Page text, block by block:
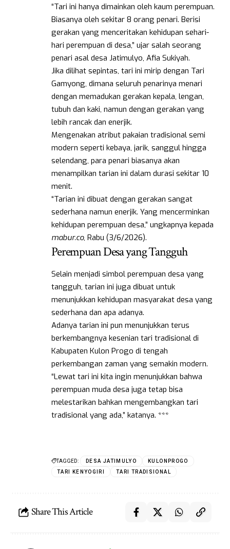
“Tari ini hanya dimainkan oleh kaum perempuan.
Biasanya oleh sekitar 8 orang penari. Berisi
gerakan yang menceritakan kehidupan sehari-
hari perempuan di desa,” ujar salah seorang
penari asal desa Jatimulyo, Afia Sukiyah.
Jika dilihat sepintas, tari ini mirip dengan Tari
Gamyong, dimana seluruh penarinya menari
dengan memadukan gerakan kepala, lengan,
tubuh dan kaki, namun dengan gerakan yang
lebih rancak dan enerjik.
Mengenakan atribut pakaian tradisional semi
modern seperti kebaya, jarik, sanggul hingga
selendang, para penari biasanya akan
menampilkan tarian ini dalam durasi sekitar 10
menit.
“Tarian ini dibuat dengan gerakan sangat
sederhana namun enerjik. Yang mencerminkan
kehidupan perempuan desa,” ungkapnya kepada
mabur.co, Rabu (3/6/2026).
Perempuan Desa yang Tangguh
Selain menjadi simbol perempuan desa yang
tangguh, tarian ini juga dibuat untuk
menunjukkan kehidupan masyarakat desa yang
sederhana dan apa adanya.
Adanya tarian ini pun menunjukkan terus
berkembangnya kesenian tari tradisional di
Kabupaten Kulon Progo di tengah
perkembangan zaman yang semakin modern.
“Lewat tari ini kita ingin menunjukkan bahwa
perempuan muda desa juga tetap bisa
melestarikan bahkan mengembangkan tari
tradisional yang ada,” katanya. ***
TAGGED: DESA JATIMULYO
KULONPROGO
TARI KENYOGIRI
TARI TRADISIONAL
Share This Article